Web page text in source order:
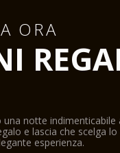
ORA
una notte indimenticabile
e lascia che scelga
esperienza.